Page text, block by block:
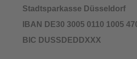
Stadtsparkasse Düsseldorf
IBAN DE30 3005 0110 1005
BIC DUSSDEDDXXX